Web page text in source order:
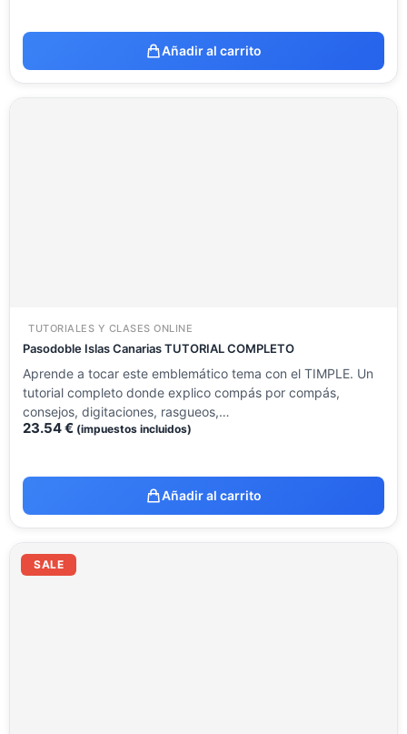
Añadir al carrito
TUTORIALES Y CLASES ONLINE
Pasodoble Islas Canarias TUTORIAL COMPLETO
Aprende a tocar este emblemático tema con el TIMPLE. Un
tutorial completo donde explico compás por compás,
consejos, digitaciones, rasgueos,…
23.54€ (impuestos incluidos)
Añadir al carrito
SALE precio
original